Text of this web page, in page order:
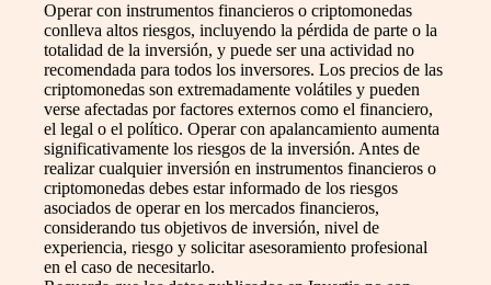
Operar con instrumentos financieros o criptomonedas
conlleva altos riesgos, incluyendo la pérdida de parte o la
totalidad de la inversión, y puede ser una actividad no
recomendada para todos los inversores. Los precios de las
criptomonedas son extremadamente volátiles y pueden
verse afectadas por factores externos como el financiero,
el legal o el político. Operar con apalancamiento aumenta
significativamente los riesgos de la inversión. Antes de
realizar cualquier inversión en instrumentos financieros o
criptomonedas debes estar informado de los riesgos
asociados de operar en los mercados financieros,
considerando tus objetivos de inversión, nivel de
experiencia, riesgo y solicitar asesoramiento profesional
en el caso de necesitarlo.